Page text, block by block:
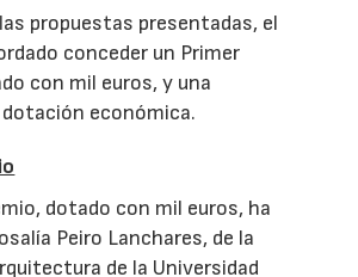
propuestas presentadas, el
conceder un Primer
con mil euros, y una
económica.
dotado con mil euros, ha
Peiro Lanchares, de la
de la Universidad